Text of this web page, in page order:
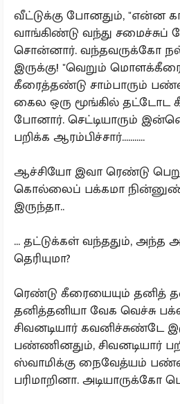
வீட்டுக்கு போனதும், "என்ன
வாங்கிண்டு வந்து
சொன்னார். வந்தவருக்கோ
இருக்கு! "வெறும் மொளக்கீரை
கீரைத்தண்டு சாம்பாரும்
கைல ஒரு மூங்கில் தட்டோட
போனார். செட்டியாரும்
பறிக்க ஆரம்பிச்சார்...........
ஆச்சியோ இவா ரெண்டு
கொல்லைப் பக்கமா
இருந்தா..
... தட்டுக்கள் வந்ததும்,
தெரியுமா?
ரெண்டு கீரையையும் தனித்
தனித்தனியா வேக வெச்சு
சிவனடியார் கவனிச்சுண்டே
பண்ணினதும், சிவனடியார்
ஸ்வாமிக்கு நைவேத்யம்
பரிமாறினா. அடியாருக்கோ